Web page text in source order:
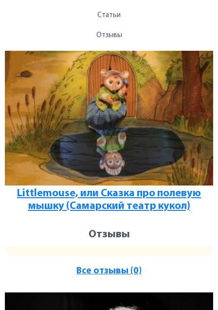
Статьи
Отзывы
Littlemouse, или Сказка про полевую
мышку (Самарский театр кукол)
Отзывы
Все отзывы (0)